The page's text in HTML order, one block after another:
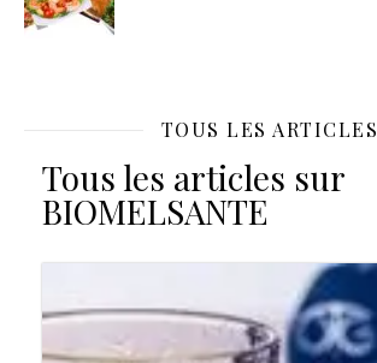
TOUS LES ARTICLES
Tous les articles sur
BIOMELSANTE